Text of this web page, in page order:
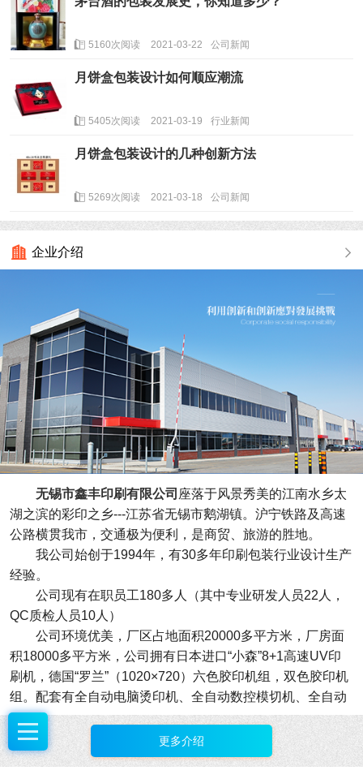
5160次阅读 2021-03-22 公司新闻
月饼盒包装设计如何顺应潮流
5405次阅读 2021-03-19 行业新闻
月饼盒包装设计的几种创新方法
5269次阅读 2021-03-18 公司新闻
企业介绍
无锡市鑫丰印刷有限公司 座落于风景秀美的江南水乡太
湖之滨的彩印之乡---江苏省无锡市鹅湖镇。沪宁铁路及高速
公路横贯我市，交通极为便利，是商贸、旅游的胜地。
我公司始创于1994年，有30多年印刷包装行业设计生产
经验。
公司现有在职员工180多人（其中专业研发人员22人，
QC质检人员10人）
公司环境优美，厂区占地面积20000多平方米，厂房面
积18000多平方米，公司拥有日本进口“小森”8+1高速UV印
刷机，德国“罗兰”（1020×720）六色胶印机组，双色胶印机
组。配套有全自动电脑烫印机、全自动数控模切机、全自动
数控复膜机、全自动数控合板机、全自动裱瓦机、全自动粘
盒机、全自动压光压痕机、全自动裱糊线等系列设备。拥有
6条精裱盒生产流水线，为广大客户提供高质的各类产品。
更多介绍